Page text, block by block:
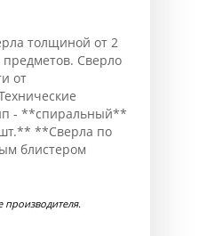
толщиной от 2
предметов. Сверло
от
- **спиральный**
**Сверла по
блистером
производителя.